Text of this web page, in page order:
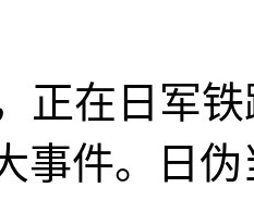
在日军铁
事件。日